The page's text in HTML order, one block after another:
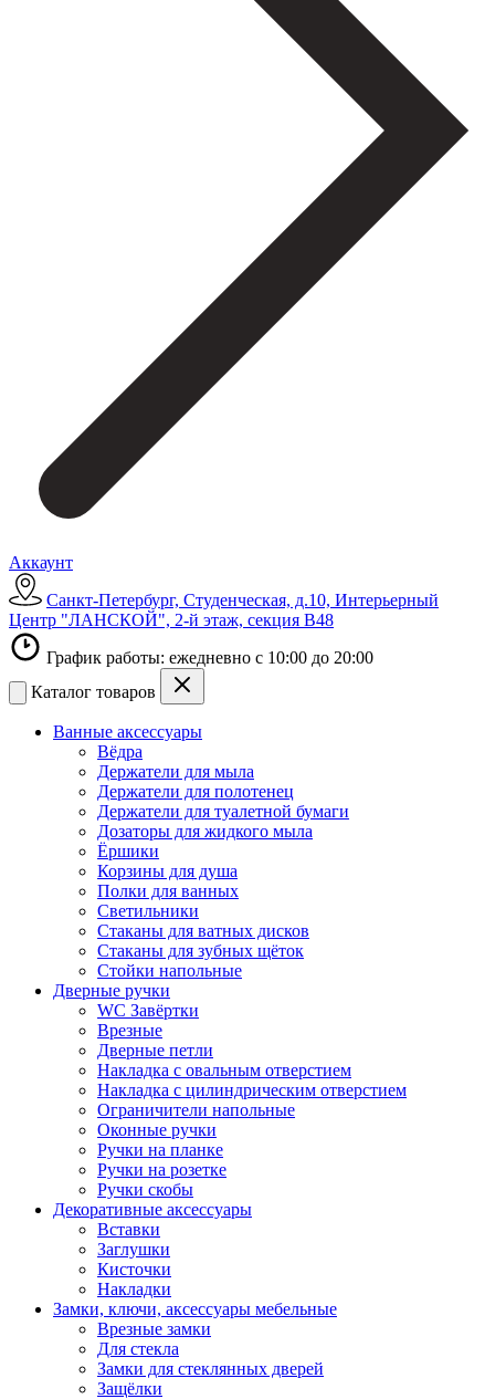
Аккаунт
Санкт-Петербург, Студенческая, д.10, Интерьерный
Центр "ЛАНСКОЙ", 2-й этаж, секция В48
График работы: ежедневно с 10:00 до 20:00
Каталог товаров
Ванные аксессуары
Вёдра
Держатели для мыла
Держатели для полотенец
Держатели для туалетной бумаги
Дозаторы для жидкого мыла
Ёршики
Корзины для душа
Полки для ванных
Светильники
Стаканы для ватных дисков
Стаканы для зубных щёток
Стойки напольные
Дверные ручки
WC Завёртки
Врезные
Дверные петли
Накладка с овальным отверстием
Накладка с цилиндрическим отверстием
Ограничители напольные
Оконные ручки
Ручки на планке
Ручки на розетке
Ручки скобы
Декоративные аксессуары
Вставки
Заглушки
Кисточки
Накладки
Замки, ключи, аксессуары мебельные
Врезные замки
Для стекла
Замки для стеклянных дверей
Защёлки